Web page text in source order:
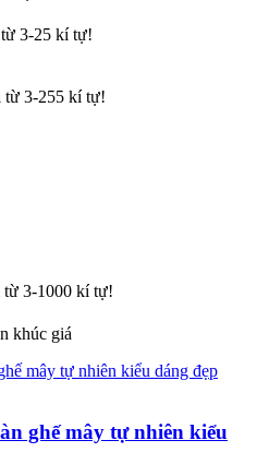
3-25 kí tự!
từ 3-255 kí tự!
từ 3-1000 kí tự!
khúc giá
ghế mây tự nhiên kiểu